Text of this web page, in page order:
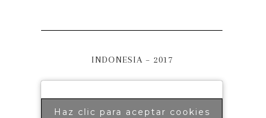
INDONESIA – 2017
Haz clic para aceptar cookies